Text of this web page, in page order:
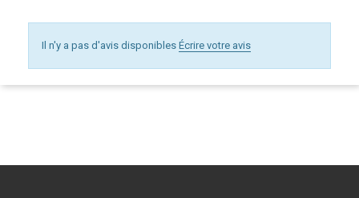
Il n'y a pas d'avis disponibles Écrire votre avis